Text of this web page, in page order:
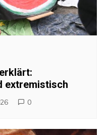
extremistisch
0